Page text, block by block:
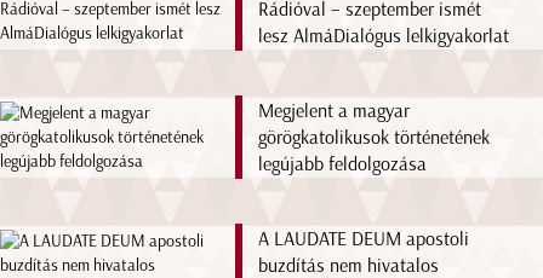
Rádióval – szeptember ismét
lesz AlmáDialógus lelkigyakorlat
Megjelent a magyar
görögkatolikusok történetének
legújabb feldolgozása
A LAUDATE DEUM apostoli
buzdítás nem hivatalos